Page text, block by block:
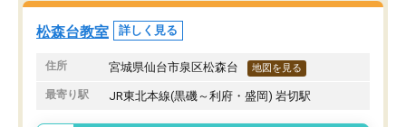
松森台教室 詳しく見る
住所 宮城県仙台市泉区松森台 地図を見る
最寄り駅 JR東北本線(黒磯～利府・盛岡) 岩切駅